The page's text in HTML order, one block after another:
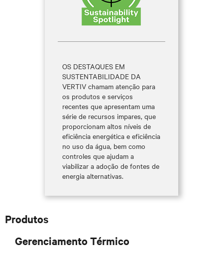
OS DESTAQUES EM
SUSTENTABILIDADE DA
VERTIV chamam atenção para
os produtos e serviços
recentes que apresentam uma
série de recursos impares, que
proporcionam altos níveis de
eficiência energética e eficiência
no uso da água, bem como
controles que ajudam a
viabilizar a adoção de fontes de
energia alternativas.
Produtos
Gerenciamento Térmico